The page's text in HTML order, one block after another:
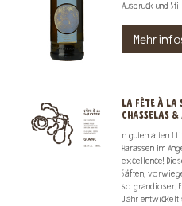
Ausdruck und
Mehr
LA FÊTE À LA
CHASSELAS
In guten alten 1
Harassen im
excellence!
Säften,
so grandioser.
Jahr entwickelt